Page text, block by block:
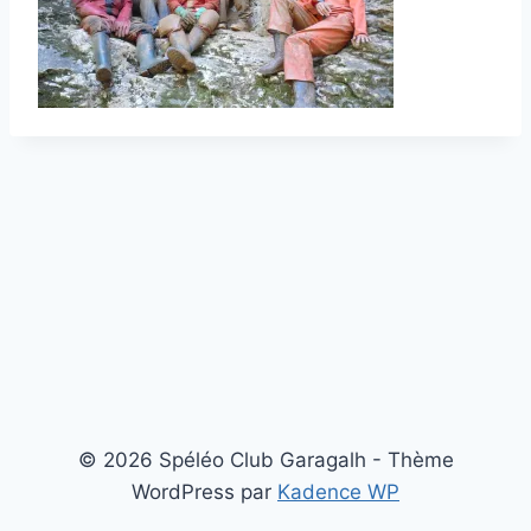
© 2026 Spéléo Club Garagalh - Thème
WordPress par Kadence WP